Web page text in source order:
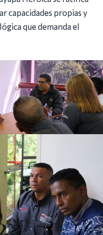
capacidades propias y
que demanda el